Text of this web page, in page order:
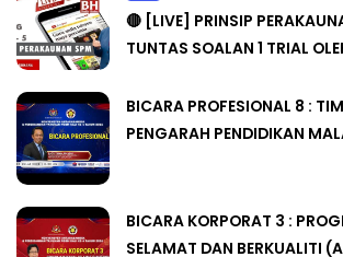
🔴 [LIVE] PRINSIP
TUNTAS SOALAN 1 TRIAL
BICARA PROFESIONAL 8 :
PENGARAH PENDIDIKAN
BICARA KORPORAT 3 :
SELAMAT DAN BERKUALITI